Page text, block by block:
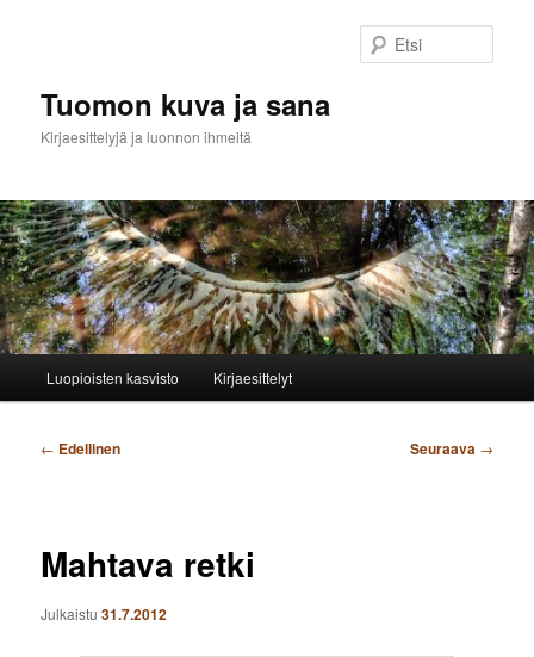
Tuomon kuva ja sana
Kirjaesittelyjä ja luonnon ihmeitä
Luopioisten kasvisto Kirjaesittelyt
Artikkelien
← Edellinen Seuraava →
Mahtava retki
Julkaistu31.7.2012